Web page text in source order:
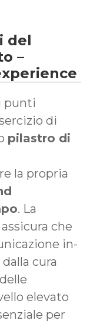
del
–
punti
di
pilastro di
la propria
. La
che
in-
cura
elevato
per